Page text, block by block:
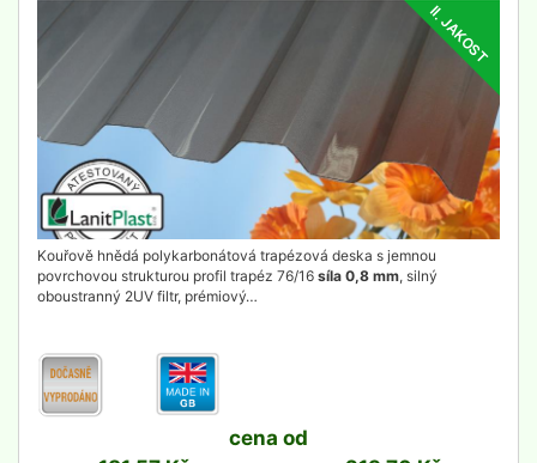
II. JAKOST
Kouřově hnědá polykarbonátová trapézová deska s jemnou
povrchovou strukturou profil trapéz 76/16 síla 0,8 mm, silný
oboustranný 2UV filtr, prémiový…
cena od